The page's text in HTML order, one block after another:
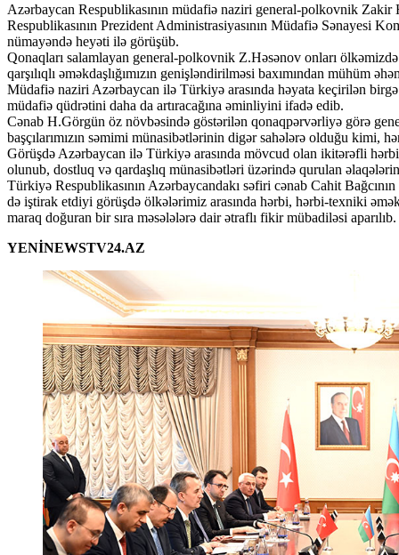
Azərbaycan Respublikasının müdafiə naziri general-polkovnik Zakir Həsənov ölkəmizdə rəsmi səfərdə olan Türkiyə
Respublikasının Prezident Administrasiyasının Müdafiə Sənayesi
nümayəndə heyəti ilə görüşüb.
Qonaqları salamlayan general-polkovnik Z.Həsənov onları
qarşılıqlı əməkdaşlığımızın genişləndirilməsi baxımından mühüm
Müdafiə naziri Azərbaycan ilə Türkiyə arasında həyata keçirilən
müdafiə qüdrətini daha da artıracağına əminliyini ifadə edib.
Cənab H.Görgün öz növbəsində göstərilən qonaqpərvərliyə görə
başçılarımızın səmimi münasibətlərinin digər sahələrə olduğu kimi,
Görüşdə Azərbaycan ilə Türkiyə arasında mövcud olan ikitərəfli
olunub, dostluq və qardaşlıq münasibətləri üzərində qurulan
Türkiyə Respublikasının Azərbaycandakı səfiri cənab Cahit
də iştirak etdiyi görüşdə ölkələrimiz arasında hərbi, hərbi-texniki
maraq doğuran bir sıra məsələlərə dair ətraflı fikir mübadiləsi aparılıb.
YENİNEWSTV24.AZ